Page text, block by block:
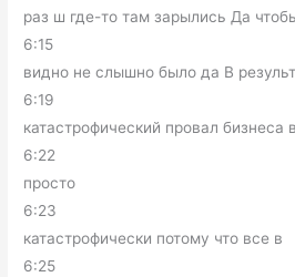
раз ш где-то там зарылись Да
6:15
видно не слышно было да В
6:19
катастрофический провал бизнеса
6:22
просто
6:23
катастрофически потому что все в
6:25